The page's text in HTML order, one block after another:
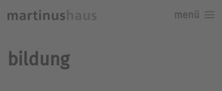
menü
bildung